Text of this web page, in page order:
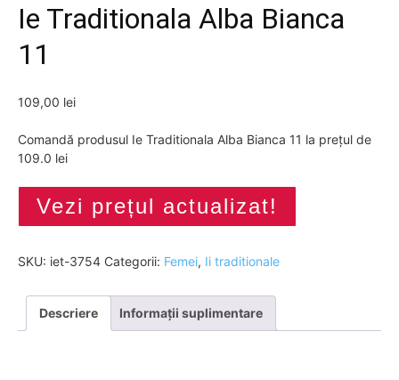
Ie Traditionala Alba Bianca
11
109,00 lei
Comandă produsul Ie Traditionala Alba Bianca 11 la prețul de
109.0 lei
Vezi prețul actualizat!
SKU: iet-3754 Categorii: Femei, Ii traditionale
Descriere Informații suplimentare